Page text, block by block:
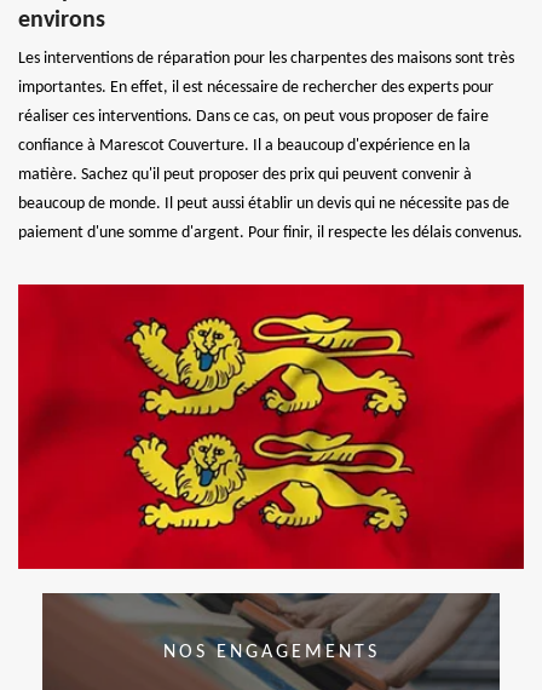
environs
Les interventions de réparation pour les charpentes des maisons sont très
importantes. En effet, il est nécessaire de rechercher des experts pour
réaliser ces interventions. Dans ce cas, on peut vous proposer de faire
confiance à Marescot Couverture. Il a beaucoup d'expérience en la
matière. Sachez qu'il peut proposer des prix qui peuvent convenir à
beaucoup de monde. Il peut aussi établir un devis qui ne nécessite pas de
paiement d'une somme d'argent. Pour finir, il respecte les délais convenus.
NOS ENGAGEMENTS